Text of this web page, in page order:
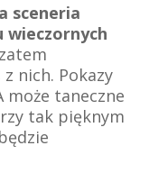
sceneria
wieczornych
nich. Pokazy
może taneczne
tak pięknym